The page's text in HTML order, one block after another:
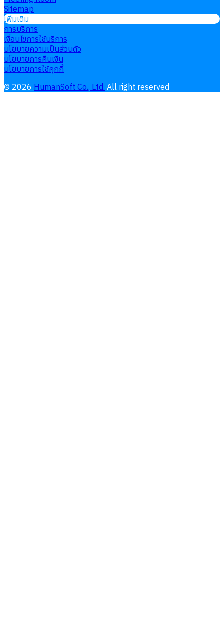
Sitemap
เพิ่มเติม
การบริการ
เงื่อนไขการใช้บริการ
นโยบายความเป็นส่วนตัว
นโยบายการคืนเงิน
นโยบายการใช้คุกกี้
© 2026 HumanSoft Co., Ltd. All right reserved